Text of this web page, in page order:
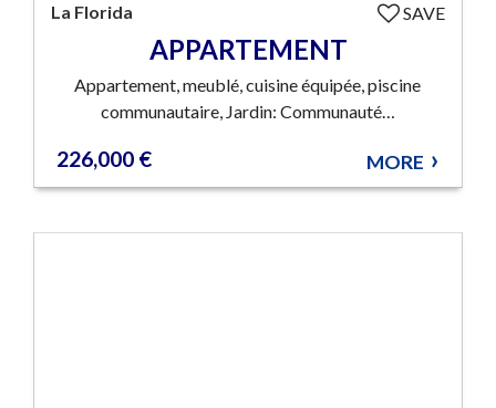
La Florida SAVE
APPARTEMENT
Appartement, meublé, cuisine équipée, piscine
communautaire, Jardin: Communauté…
226,000 € MORE